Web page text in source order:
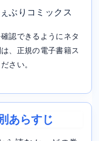
ぶりコミックス
認できるようにネタ
、正規の電子書籍ス
さい。
あらすじ